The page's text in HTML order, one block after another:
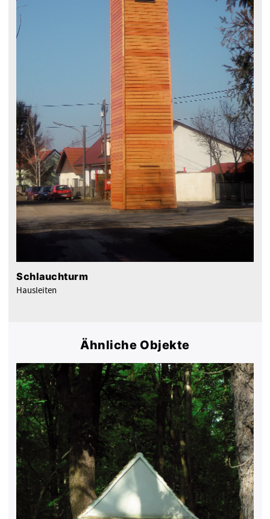
Schlauchturm
Hausleiten
Ähnliche Objekte